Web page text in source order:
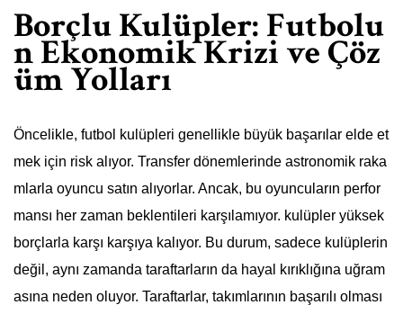
Borçlu Kulüpler: Futbolu
n Ekonomik Krizi ve Çöz
üm Yolları
Öncelikle, futbol kulüpleri genellikle büyük başarılar elde et
mek için risk alıyor. Transfer dönemlerinde astronomik raka
mlarla oyuncu satın alıyorlar. Ancak, bu oyuncuların perfor
mansı her zaman beklentileri karşılamıyor. kulüpler yüksek
borçlarla karşı karşıya kalıyor. Bu durum, sadece kulüplerin
değil, aynı zamanda taraftarların da hayal kırıklığına uğram
asına neden oluyor. Taraftarlar, takımlarının başarılı olması